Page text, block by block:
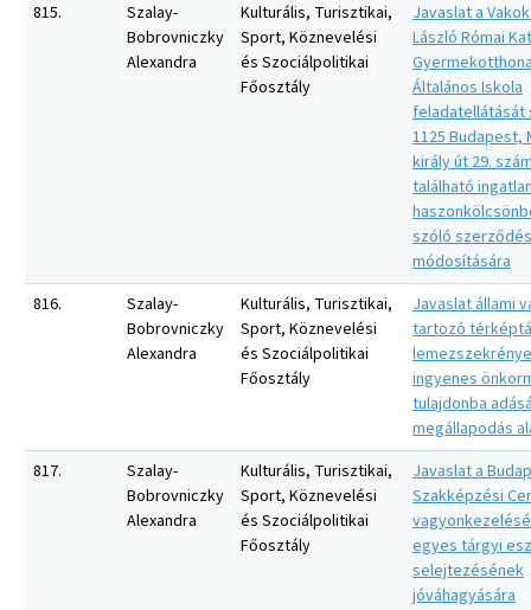
815.
Szalay-
Bobrovniczky
Alexandra
Kulturális, Turisztikai,
Sport, Köznevelési
és Szociálpolitikai
Főosztály
Javaslat a
László Római
Általános Iskola
feladatellátását
1125 Budapest,
király út 29.
található
szóló szerződés
módosítására
816.
Szalay-
Bobrovniczky
Alexandra
Kulturális, Turisztikai,
Sport, Köznevelési
és Szociálpolitikai
Főosztály
Javaslat állami
tartozó
ingyenes
tulajdonba
megállapodás
817.
Szalay-
Bobrovniczky
Alexandra
Kulturális, Turisztikai,
Sport, Köznevelési
és Szociálpolitikai
Főosztály
Javaslat a
Szakképzési
egyes tárgyi
selejtezésének
jóváhagyására